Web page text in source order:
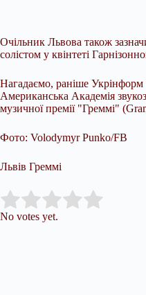
Очільник Львова також
солістом у квінтеті
Нагадаємо, раніше
Американська Академія
музичної премії "Греммі"
Фото: Volodymyr Punko/FB
Львів Греммі
Rate this item:
No votes yet.